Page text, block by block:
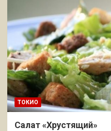
ТОКИО
Салат «Хрустящий»